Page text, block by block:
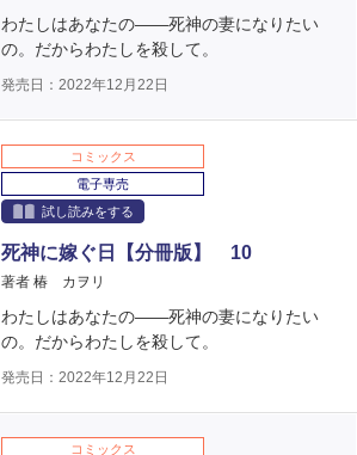
わたしはあなたの――死神の妻になりたい
の。だからわたしを殺して。
発売日：2022年12月22日
コミックス
電子専売
試し読みをする
死神に嫁ぐ日【分冊版】 10
著者 椿 カヲリ
わたしはあなたの――死神の妻になりたい
の。だからわたしを殺して。
発売日：2022年12月22日
コミックス